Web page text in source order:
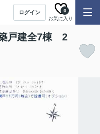
ログイン
お気に入り
0
戸建全7棟 2